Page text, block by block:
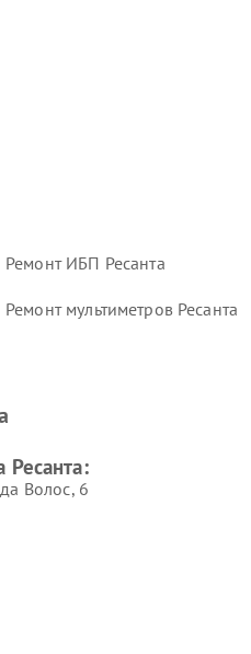
Ремонт ИБП Ресанта
Ремонт мультиметров Ресанта
Ресанта:
Волос, 6